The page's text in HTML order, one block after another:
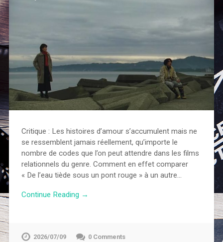
Critique : Les histoires d’amour s’accumulent mais ne
se ressemblent jamais réellement, qu’importe le
nombre de codes que l’on peut attendre dans les films
relationnels du genre. Comment en effet comparer
« De l’eau tiède sous un pont rouge » à un autre…
Continue Reading →
2026/07/09 0 Comments